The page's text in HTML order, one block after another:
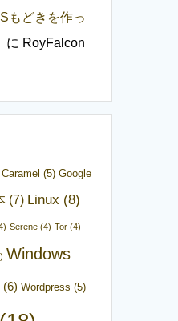
もどきを作っ
に RoyFalcon
Caramel (5) Google
(7) Linux (8)
Serene (4) Tor (4)
Windows
(6) Wordpress (5)